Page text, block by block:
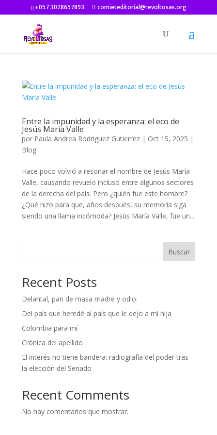
+057 3028657893 comieteditorial@revoltosas.org
Entre la impunidad y la esperanza: el eco de
Jesús María Valle
por Paula Andrea Rodriguez Gutierrez| Oct 15, 2025 |
Blog
Hace poco volvió a resonar el nombre de Jesús María
Valle, causando revuelo incluso entre algunos sectores
de la derecha del país. Pero ¿quién fue este hombre?
¿Qué hizo para que, años después, su memoria siga
siendo una llama incómoda? Jesús María Valle, fue un...
Buscar
Recent Posts
Delantal, pan de masa madre y odio:
Del país que heredé al país que le dejo a mi hija
Colombia para mí
Crónica del apellido
El interés no tiene bandera: radiografía del poder tras
la elección del Senado
Recent Comments
No hay comentarios que mostrar.